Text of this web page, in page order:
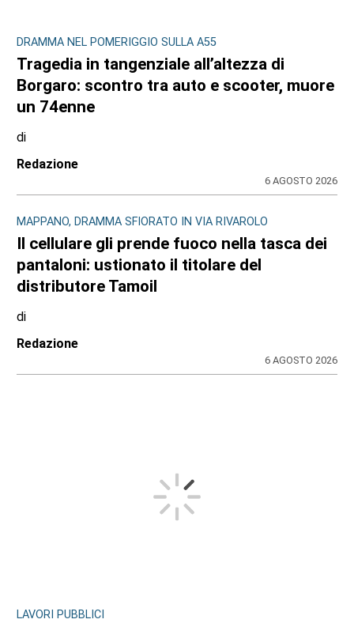
DRAMMA NEL POMERIGGIO SULLA A55
Tragedia in tangenziale all’altezza di
Borgaro: scontro tra auto e scooter, muore
un 74enne
di
Redazione
6 AGOSTO 2026
MAPPANO, DRAMMA SFIORATO IN VIA RIVAROLO
Il cellulare gli prende fuoco nella tasca dei
pantaloni: ustionato il titolare del
distributore Tamoil
di
Redazione
6 AGOSTO 2026
LAVORI PUBBLICI